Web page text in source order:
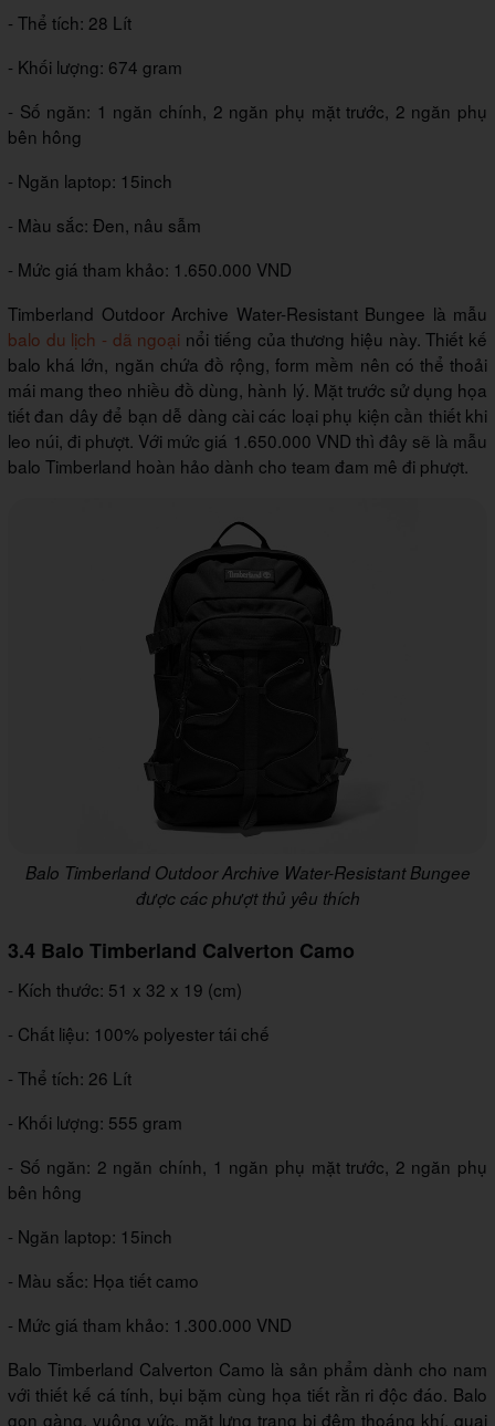
- Thể tích: 28 Lít
- Khối lượng: 674 gram
- Số ngăn: 1 ngăn chính, 2 ngăn phụ mặt trước, 2 ngăn phụ
bên hông
- Ngăn laptop: 15inch
- Màu sắc: Đen, nâu sẫm
- Mức giá tham khảo: 1.650.000 VND
Timberland Outdoor Archive Water-Resistant Bungee là mẫu
balo du lịch - dã ngoại nổi tiếng của thương hiệu này. Thiết kế
balo khá lớn, ngăn chứa đồ rộng, form mềm nên có thể thoải
mái mang theo nhiều đồ dùng, hành lý. Mặt trước sử dụng họa
tiết đan dây để bạn dễ dàng cài các loại phụ kiện cần thiết khi
leo núi, đi phượt. Với mức giá 1.650.000 VND thì đây sẽ là mẫu
balo Timberland hoàn hảo dành cho team đam mê đi phượt.
Balo Timberland Outdoor Archive Water-Resistant Bungee
được các phượt thủ yêu thích
3.4 Balo Timberland Calverton Camo
- Kích thước: 51 x 32 x 19 (cm)
- Chất liệu: 100% polyester tái chế
- Thể tích: 26 Lít
- Khối lượng: 555 gram
- Số ngăn: 2 ngăn chính, 1 ngăn phụ mặt trước, 2 ngăn phụ
bên hông
- Ngăn laptop: 15inch
- Màu sắc: Họa tiết camo
- Mức giá tham khảo: 1.300.000 VND
Balo Timberland Calverton Camo là sản phẩm dành cho nam
với thiết kế cá tính, bụi bặm cùng họa tiết rằn ri độc đáo. Balo
gọn gàng, vuông vức, mặt lưng trang bị đệm thoáng khí, quai